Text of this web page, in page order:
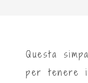
Questa
per tenere